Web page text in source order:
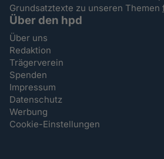
Grundsatztexte zu unseren Themen
Über den hpd
Über uns
Redaktion
Trägerverein
Spenden
Impressum
Datenschutz
Werbung
Cookie-Einstellungen